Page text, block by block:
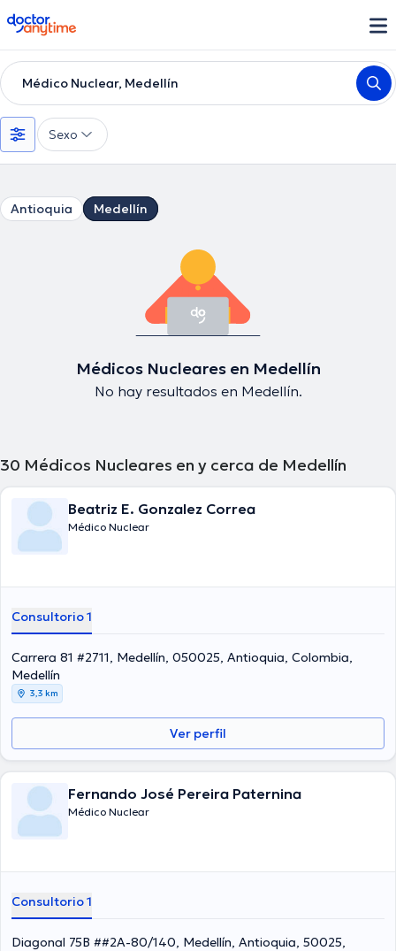
doctoranytime
Médico Nuclear, Medellín
Sexo
Antioquia Medellín
Médicos Nucleares en Medellín
No hay resultados en Medellín.
30 Médicos Nucleares en y cerca de Medellín
Beatriz E. Gonzalez Correa
Médico Nuclear
Consultorio 1
Carrera 81 #2711, Medellín, 050025, Antioquia, Colombia,
Medellín
3,3 km
Ver perfil
Fernando José Pereira Paternina
Médico Nuclear
Consultorio 1
Diagonal 75B ##2A-80/140, Medellín, Antioquia, 50025,